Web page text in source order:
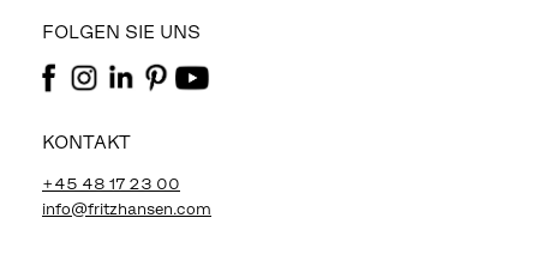
FOLGEN SIE UNS
KONTAKT
+45 48 17 23 00
info@fritzhansen.com